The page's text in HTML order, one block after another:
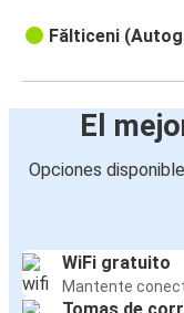
Fălticeni
El
Opciones
WiFi gratuito
Mantente